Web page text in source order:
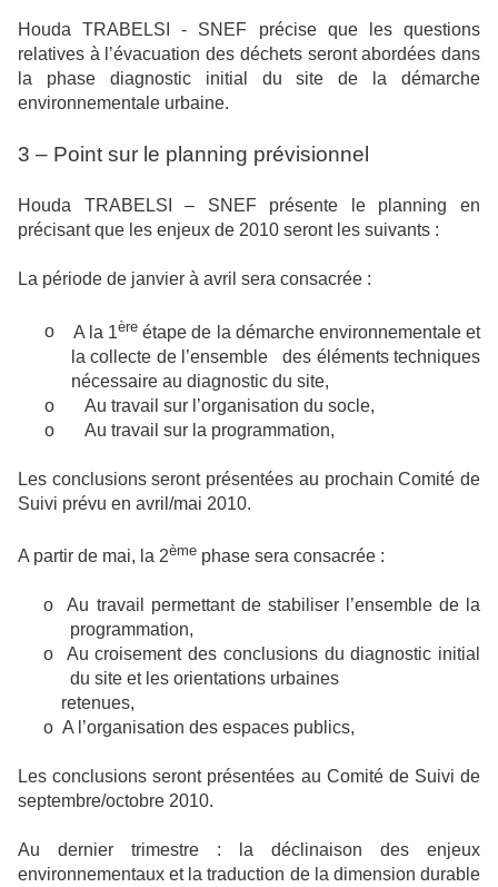
Houda TRABELSI - SNEF précise que les questions
relatives à l’évacuation des déchets seront abordées dans
la phase diagnostic initial du site de la démarche
environnementale urbaine.
3 – Point sur le planning prévisionnel
Houda TRABELSI – SNEF présente le planning en
précisant que les enjeux de 2010 seront les suivants :
La période de janvier à avril sera consacrée :
o A la 1ère étape de la démarche environnementale et
la collecte de l’ensemble des éléments techniques
nécessaire au diagnostic du site,
o
Au travail sur l’organisation du socle,
o
Au travail sur la programmation,
Les conclusions seront présentées au prochain Comité de
Suivi prévu en avril/mai 2010.
A partir de mai, la 2ème phase sera consacrée :
o
Au travail permettant de stabiliser l’ensemble de la
programmation,
o
Au croisement des conclusions du diagnostic initial
du site et les orientations urbaines
retenues,
o A l’organisation des espaces publics,
Les conclusions seront présentées au Comité de Suivi de
septembre/octobre 2010.
Au dernier trimestre : la déclinaison des enjeux
environnementaux et la traduction de la dimension durable